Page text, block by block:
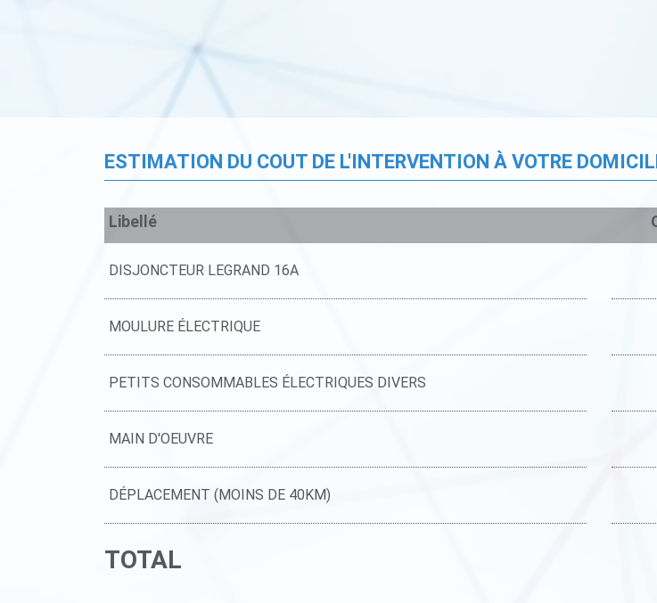
ESTIMATION DU COUT DE L'INTERVENTION À VOTRE
Libellé
DISJONCTEUR LEGRAND 16A
MOULURE ÉLECTRIQUE
PETITS CONSOMMABLES ÉLECTRIQUES DIVERS
MAIN D'OEUVRE
DÉPLACEMENT (MOINS DE 40KM)
TOTAL